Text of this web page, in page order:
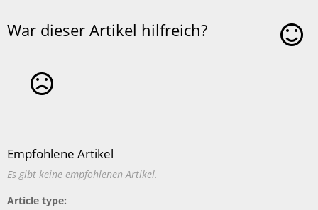
War dieser Artikel hilfreich?
Empfohlene Artikel
Es gibt keine empfohlenen Artikel.
Article type